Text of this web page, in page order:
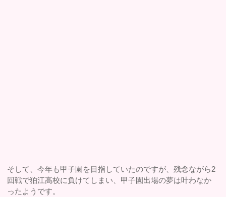
そして、今年も甲子園を目指していたのですが、残念ながら2
回戦で狛江高校に負けてしまい、甲子園出場の夢は叶わなか
ったようです。